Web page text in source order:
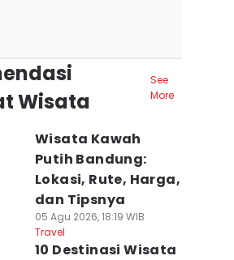
Wisata
See
More
Wisata Kawah
Putih Bandung:
Lokasi, Rute, Harga,
dan Tipsnya
05 Agu 2026, 18:19 WIB
Travel
10 Destinasi Wisata